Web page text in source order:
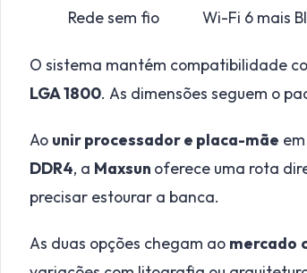
Rede sem fio
Wi-Fi 6 mais
O sistema mantém compatibilidade
LGA 1800. As dimensões seguem o
Ao unir processador e placa-mãe
DDR4, a Maxsun oferece uma rota
precisar estourar a banca.
As duas opções chegam ao mercado